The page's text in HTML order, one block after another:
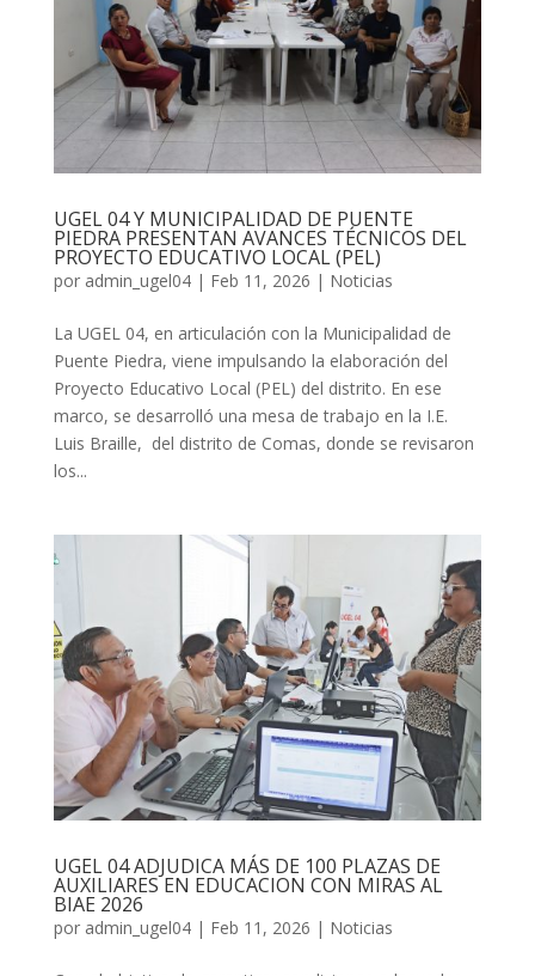
UGEL 04 Y MUNICIPALIDAD DE PUENTE
PIEDRA PRESENTAN AVANCES TÉCNICOS DEL
PROYECTO EDUCATIVO LOCAL (PEL)
por admin_ugel04| Feb 11, 2026 | Noticias
La UGEL 04, en articulación con la Municipalidad de
Puente Piedra, viene impulsando la elaboración del
Proyecto Educativo Local (PEL) del distrito. En ese
marco, se desarrolló una mesa de trabajo en la I.E.
Luis Braille, del distrito de Comas, donde se revisaron
los...
UGEL 04 ADJUDICA MÁS DE 100 PLAZAS DE
AUXILIARES EN EDUCACION CON MIRAS AL
BIAE 2026
por admin_ugel04| Feb 11, 2026 | Noticias